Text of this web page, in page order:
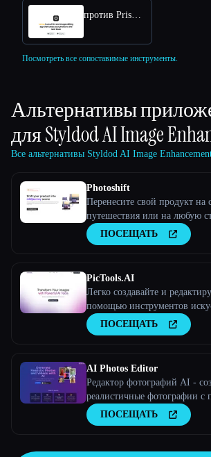
против Prisma Lensa
Посмотреть все сопоставимые инструменты.
Альтернативы
дляStyldod AI Image
Все альтернативы Styldod AI Image
Photoshift
Перенесите свой продукт на
путешествия или на любую
фотографию
ПОСЕЩАТЬ
PicTools.AI
Легко создавайте и
помощью инструментов
интеллекта
ПОСЕЩАТЬ
AI Photos Editor
Редактор фотографий AI -
реалистичные фотографии
искусственного интеллекта
ПОСЕЩАТЬ